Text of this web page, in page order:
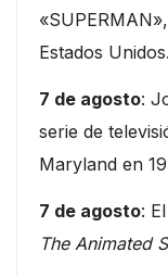
Estados Unidos.
7 de agosto:
serie de
Maryland en
7 de agosto:
The Animated